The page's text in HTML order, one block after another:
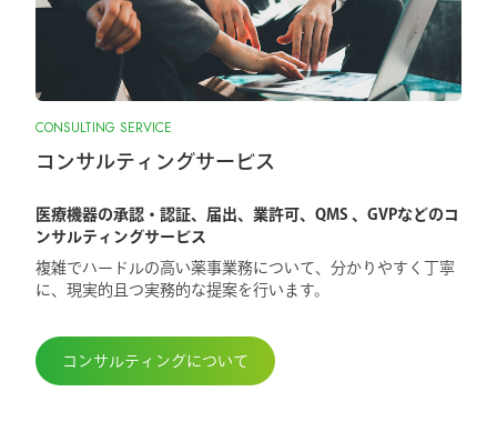
CONSULTING SERVICE
コンサルティングサービス
医療機器の承認・認証、届出、業許可、QMS 、GVPなどのコ
ンサルティングサービス
複雑でハードルの高い薬事業務について、分かりやすく丁寧
に、現実的且つ実務的な提案を行います。
コンサルティングについて